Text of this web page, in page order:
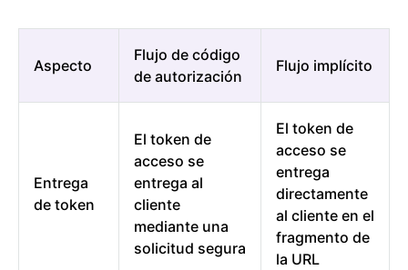
Aspecto
Flujo de código
de autorización
Flujo implícito
Entrega
de token
El token de
acceso se
entrega al
cliente
mediante una
solicitud segura
El token de
acceso se
entrega
directamente
al cliente en el
fragmento de
la URL